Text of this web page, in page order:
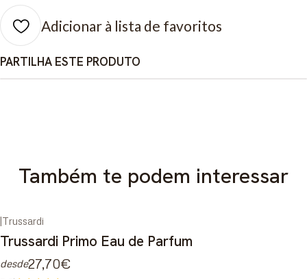
Adicionar à lista de favoritos
PARTILHA ESTE PRODUTO
Também te podem interessar
-52%DESCONTO
|Trussardi
Trussardi Primo Eau de Parfum
desde27,70€